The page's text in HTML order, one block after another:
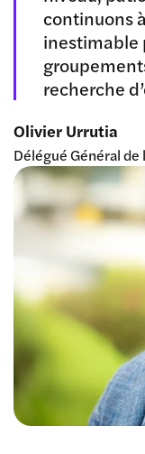
continuons
inestimable
recherche
Olivier Urrutia
Délégué Général de